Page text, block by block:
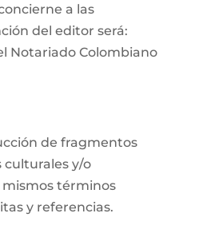
a las
del editor será:
Notariado Colombiano
de fragmentos
culturales y/o
mismos términos
y referencias.